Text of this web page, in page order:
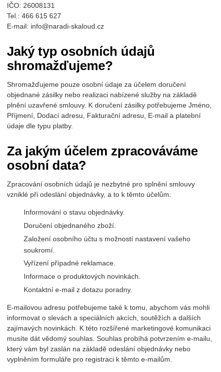
IČO: 26008131
Tel.: 466 615 627
E-mail: info@naradi-skaloud.cz
Jaký typ osobních údajů
shromažďujeme?
Shromažďujeme pouze osobní údaje za účelem doručení
objednané zásilky nebo realizaci nabízené služby na základě
plnění uzavřené smlouvy. K doručení zásilky potřebujeme Jméno,
Příjmení, Dodací adresu, Fakturační adresu, E-mail a platební
údaje dle typu platby.
Za jakým účelem zpracováváme
osobní data?
Zpracování osobních údajů je nezbytné pro splnění smlouvy
vzniklé při odeslání objednávky, a to k těmto účelům:
Informování o stavu objednávky.
Doručení objednaného zboží.
Založení osobního účtu s možností nastavení vašeho
soukromí.
Vyřízení případné reklamace.
Informace o produktových novinkách.
Kontaktní e-mail z dotazu poradny.
E-mailovou adresu potřebujeme také k tomu, abychom vás mohli
informovat o slevách a speciálních akcích, soutěžích a dalších
zajímavých novinkách. K této rozšířené marketingové komunikaci
musíte dát vědomý souhlas. Souhlas probíhá potvrzením e-mailu,
který vám byl zaslán na základě odeslání objednávky nebo
vyplněním formuláře pro registraci k těmto e-mailům.